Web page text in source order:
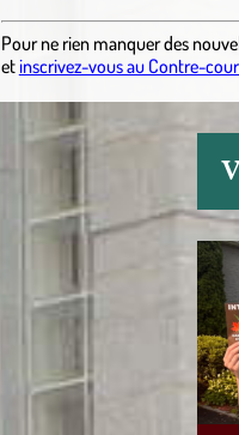
Pour ne rien manquer des
etinscrivez-vous au Contre-